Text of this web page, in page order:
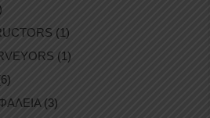
(1)
(1)
(3)